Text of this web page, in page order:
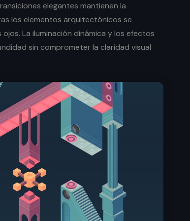
elegantes mantienen la
los elementos arquitectónicos se
La iluminación dinámica y los efectos
sin comprometer la claridad visual